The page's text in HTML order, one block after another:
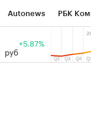
Autonews РБК
Тренды
руб
+5.87%